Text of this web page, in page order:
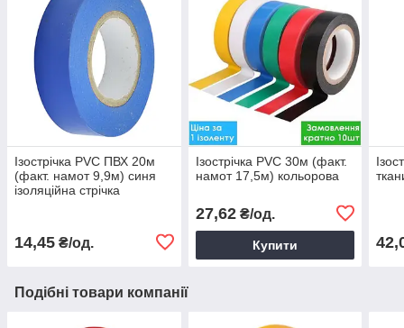
Ізострічка PVC ПВХ 20м
(факт. намот 9,9м) синя
ізоляційна стрічка
14,45 ₴/од.
Ізострічка PVC 30м (факт.
намот 17,5м) кольорова
27,62₴/од.
Купити
Подібні товари компанії